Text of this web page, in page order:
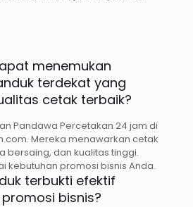
menemukan
terdekat yang
cetak terbaik?
Pandawa Percetakan 24 jam di
Mereka menawarkan cetak
bersaing, dan kualitas tinggi.
kebutuhan promosi bisnis Anda.
terbukti efektif
bisnis?